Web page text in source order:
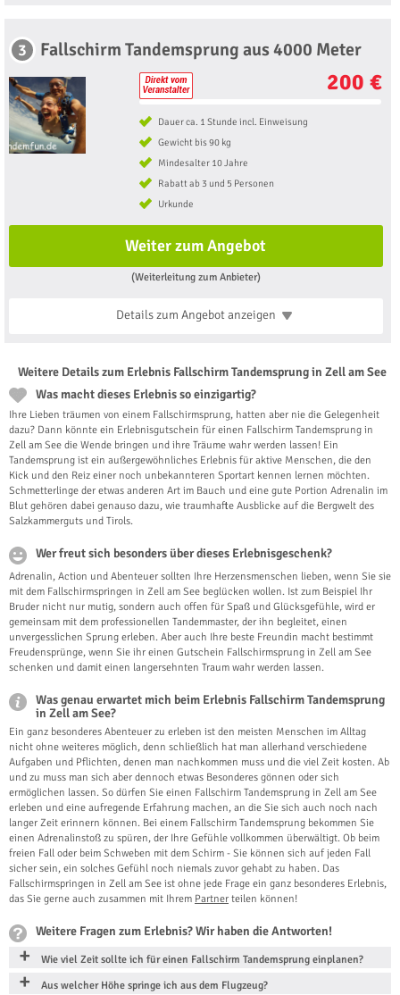
3 Fallschirm Tandemsprung aus 4000 Meter
200 €
Dauer ca. 1 Stunde incl. Einweisung
Gewicht bis 90 kg
Mindesalter 10 Jahre
Rabatt ab 3 und 5 Personen
Urkunde
Weiter zum Angebot
(Weiterleitung zum Anbieter)
Details zum Angebotanzeigen
Weitere Details zum Erlebnis Fallschirm Tandemsprung in Zell am See
Was macht dieses Erlebnis so einzigartig?
Ihre Lieben träumen von einem Fallschirmsprung, hatten aber nie die Gelegenheit
dazu? Dann könnte ein Erlebnisgutschein für einen Fallschirm Tandemsprung in
Zell am See die Wende bringen und ihre Träume wahr werden lassen! Ein
Tandemsprung ist ein außergewöhnliches Erlebnis für aktive Menschen, die den
Kick und den Reiz einer noch unbekannteren Sportart kennen lernen möchten.
Schmetterlinge der etwas anderen Art im Bauch und eine gute Portion Adrenalin im
Blut gehören dabei genauso dazu, wie traumhafte Ausblicke auf die Bergwelt des
Salzkammerguts und Tirols.
Wer freut sich besonders über dieses Erlebnisgeschenk?
Adrenalin, Action und Abenteuer sollten Ihre Herzensmenschen lieben, wenn Sie sie
mit dem Fallschirmspringen in Zell am See beglücken wollen. Ist zum Beispiel Ihr
Bruder nicht nur mutig, sondern auch offen für Spaß und Glücksgefühle, wird er
gemeinsam mit dem professionellen Tandemmaster, der ihn begleitet, einen
unvergesslichen Sprung erleben. Aber auch Ihre beste Freundin macht bestimmt
Freudensprünge, wenn Sie ihr einen Gutschein Fallschirmsprung in Zell am See
schenken und damit einen langersehnten Traum wahr werden lassen.
Was genau erwartet mich beim Erlebnis Fallschirm Tandemsprung
in Zell am See?
Ein ganz besonderes Abenteuer zu erleben ist den meisten Menschen im Alltag
nicht ohne weiteres möglich, denn schließlich hat man allerhand verschiedene
Aufgaben und Pflichten, denen man nachkommen muss und die viel Zeit kosten. Ab
und zu muss man sich aber dennoch etwas Besonderes gönnen oder sich
ermöglichen lassen. So dürfen Sie einen Fallschirm Tandemsprung in Zell am See
erleben und eine aufregende Erfahrung machen, an die Sie sich auch noch nach
langer Zeit erinnern können. Bei einem Fallschirm Tandemsprung bekommen Sie
einen Adrenalinstoß zu spüren, der Ihre Gefühle vollkommen überwältigt. Ob beim
freien Fall oder beim Schweben mit dem Schirm - Sie können sich auf jeden Fall
sicher sein, ein solches Gefühl noch niemals zuvor gehabt zu haben. Das
Fallschirmspringen in Zell am See ist ohne jede Frage ein ganz besonderes Erlebnis,
das Sie gerne auch zusammen mit Ihrem Partner teilen können!
Weitere Fragen zum Erlebnis? Wir haben die Antworten!
Wie viel Zeit sollte ich für einen Fallschirm Tandemsprung einplanen?
Aus welcher Höhe springe ich aus dem Flugzeug?